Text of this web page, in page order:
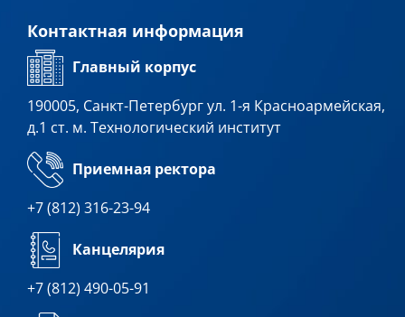
Контактная информация
Главный корпус
190005, Санкт-Петербург ул. 1-я Красноармейская,
д.1 ст. м. Технологический институт
Приемная ректора
+7 (812) 316-23-94
Канцелярия
+7 (812) 490-05-91